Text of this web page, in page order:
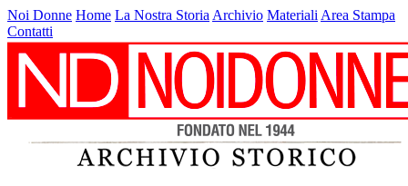
Noi Donne Home La Nostra Storia Archivio Materiali Area Stampa
Contatti